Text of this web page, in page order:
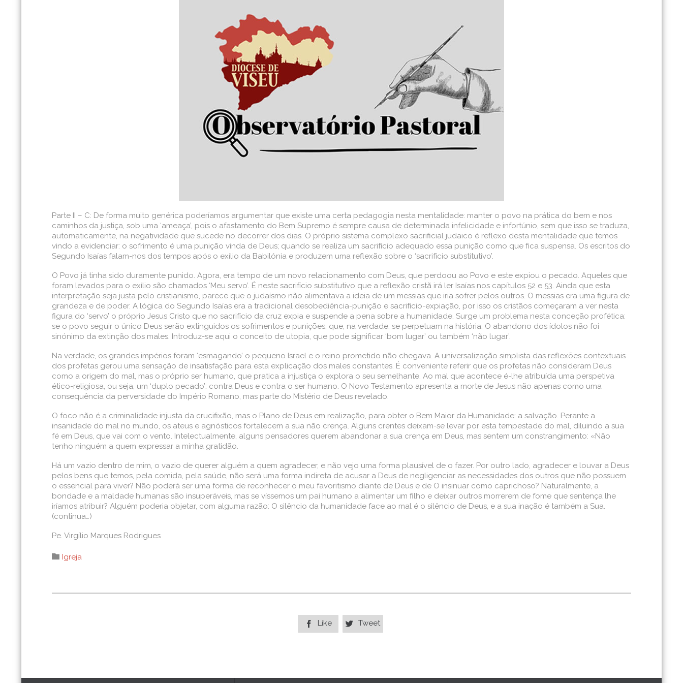
Parte II – C: De forma muito genérica poderíamos argumentar que existe uma certa pedagogia nesta mentalidade: manter o povo na prática do bem e nos
caminhos da justiça, sob uma ‘ameaça’, pois o afastamento do Bem Supremo é sempre causa de determinada infelicidade e infortúnio, sem que isso se traduza,
automaticamente, na negatividade que sucede no decorrer dos dias. O próprio sistema complexo sacrificial judaico é reflexo desta mentalidade que temos
vindo a evidenciar: o sofrimento é uma punição vinda de Deus; quando se realiza um sacrifício adequado essa punição como que fica suspensa. Os escritos do
Segundo Isaías falam-nos dos tempos após o exílio da Babilónia e produzem uma reflexão sobre o ‘sacrifício substitutivo’.
O Povo já tinha sido duramente punido. Agora, era tempo de um novo relacionamento com Deus, que perdoou ao Povo e este expiou o pecado. Aqueles que
foram levados para o exílio são chamados ‘Meu servo’. É neste sacrifício substitutivo que a reflexão cristã irá ler Isaías nos capítulos 52 e 53. Ainda que esta
interpretação seja justa pelo cristianismo, parece que o judaísmo não alimentava a ideia de um messias que iria sofrer pelos outros. O messias era uma figura de
grandeza e de poder. A lógica do Segundo Isaías era a tradicional desobediência-punição e sacrifício-expiação, por isso os cristãos começaram a ver nesta
figura do ‘servo’ o próprio Jesus Cristo que no sacrifício da cruz expia e suspende a pena sobre a humanidade. Surge um problema nesta conceção profética:
se o povo seguir o único Deus serão extinguidos os sofrimentos e punições, que, na verdade, se perpetuam na história. O abandono dos ídolos não foi
sinónimo da extinção dos males. Introduz-se aqui o conceito de utopia, que pode significar ‘bom lugar’ ou também ‘não lugar’.
Na verdade, os grandes impérios foram ‘esmagando’ o pequeno Israel e o reino prometido não chegava. A universalização simplista das reflexões contextuais
dos profetas gerou uma sensação de insatisfação para esta explicação dos males constantes. É conveniente referir que os profetas não consideram Deus
como a origem do mal, mas o próprio ser humano, que pratica a injustiça o explora o seu semelhante. Ao mal que acontece é-lhe atribuída uma perspetiva
ético-religiosa, ou seja, um ‘duplo pecado’: contra Deus e contra o ser humano. O Novo Testamento apresenta a morte de Jesus não apenas como uma
consequência da perversidade do Império Romano, mas parte do Mistério de Deus revelado.
O foco não é a criminalidade injusta da crucifixão, mas o Plano de Deus em realização, para obter o Bem Maior da Humanidade: a salvação. Perante a
insanidade do mal no mundo, os ateus e agnósticos fortalecem a sua não crença. Alguns crentes deixam-se levar por esta tempestade do mal, diluindo a sua
fé em Deus, que vai com o vento. Intelectualmente, alguns pensadores querem abandonar a sua crença em Deus, mas sentem um constrangimento: «Não
tenho ninguém a quem expressar a minha gratidão.
Há um vazio dentro de mim, o vazio de querer alguém a quem agradecer, e não vejo uma forma plausível de o fazer. Por outro lado, agradecer e louvar a Deus
pelos bens que temos, pela comida, pela saúde, não será uma forma indireta de acusar a Deus de negligenciar as necessidades dos outros que não possuem
o essencial para viver? Não poderá ser uma forma de reconhecer o meu favoritismo diante de Deus e de O insinuar como caprichoso? Naturalmente, a
bondade e a maldade humanas são insuperáveis, mas se víssemos um pai humano a alimentar um filho e deixar outros morrerem de fome que sentença lhe
iríamos atribuir? Alguém poderia objetar, com alguma razão: O silêncio da humanidade face ao mal é o silêncio de Deus, e a sua inação é também a Sua.
(continua…)
Pe. Virgílio Marques Rodrigues
 Category
Igreja
 Like  Tweet